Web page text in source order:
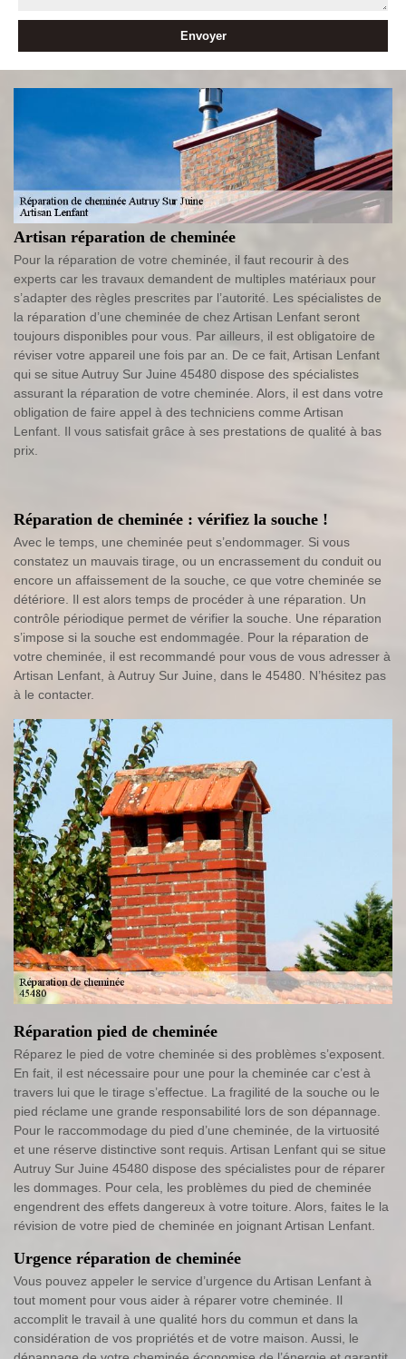
Artisan réparation de cheminée
Pour la réparation de votre cheminée, il faut recourir à des
experts car les travaux demandent de multiples matériaux pour
s’adapter des règles prescrites par l’autorité. Les spécialistes de
la réparation d’une cheminée de chez Artisan Lenfant seront
toujours disponibles pour vous. Par ailleurs, il est obligatoire de
réviser votre appareil une fois par an. De ce fait, Artisan Lenfant
qui se situe Autruy Sur Juine 45480 dispose des spécialistes
assurant la réparation de votre cheminée. Alors, il est dans votre
obligation de faire appel à des techniciens comme Artisan
Lenfant. Il vous satisfait grâce à ses prestations de qualité à bas
prix.
Réparation de cheminée : vérifiez la souche !
Avec le temps, une cheminée peut s’endommager. Si vous
constatez un mauvais tirage, ou un encrassement du conduit ou
encore un affaissement de la souche, ce que votre cheminée se
détériore. Il est alors temps de procéder à une réparation. Un
contrôle périodique permet de vérifier la souche. Une réparation
s’impose si la souche est endommagée. Pour la réparation de
votre cheminée, il est recommandé pour vous de vous adresser à
Artisan Lenfant, à Autruy Sur Juine, dans le 45480. N’hésitez pas
à le contacter.
Réparation pied de cheminée
Réparez le pied de votre cheminée si des problèmes s’exposent.
En fait, il est nécessaire pour une pour la cheminée car c’est à
travers lui que le tirage s’effectue. La fragilité de la souche ou le
pied réclame une grande responsabilité lors de son dépannage.
Pour le raccommodage du pied d’une cheminée, de la virtuosité
et une réserve distinctive sont requis. Artisan Lenfant qui se situe
Autruy Sur Juine 45480 dispose des spécialistes pour de réparer
les dommages. Pour cela, les problèmes du pied de cheminée
engendrent des effets dangereux à votre toiture. Alors, faites le la
révision de votre pied de cheminée en joignant Artisan Lenfant.
Urgence réparation de cheminée
Vous pouvez appeler le service d’urgence du Artisan Lenfant à
tout moment pour vous aider à réparer votre cheminée. Il
accomplit le travail à une qualité hors du commun et dans la
considération de vos propriétés et de votre maison. Aussi, le